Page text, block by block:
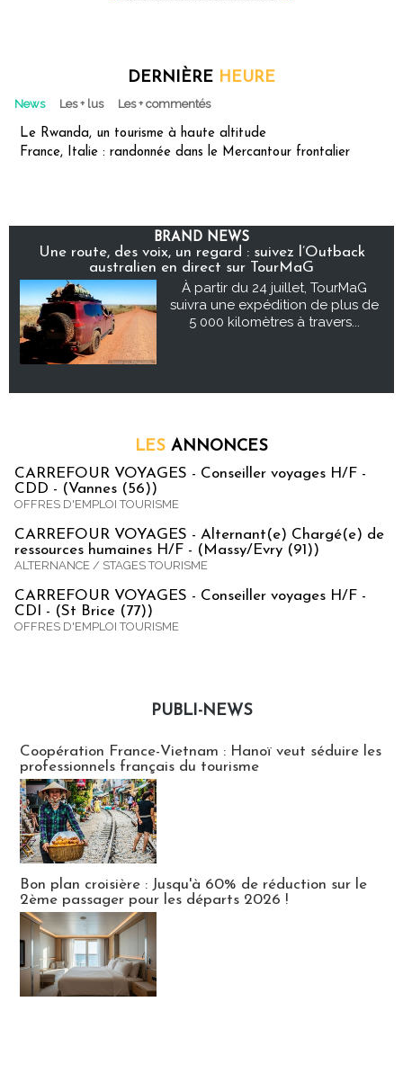
DERNIÈRE HEURE
News Les + lus Les + commentés
Le Rwanda, un tourisme à haute altitude
France, Italie : randonnée dans le Mercantour frontalier
BRAND NEWS
Une route, des voix, un regard : suivez l’Outback
australien en direct sur TourMaG
À partir du 24 juillet, TourMaG
suivra une expédition de plus de
5 000 kilomètres à travers...
LES ANNONCES
CARREFOUR VOYAGES - Conseiller voyages H/F -
CDD - (Vannes (56))
OFFRES D'EMPLOI TOURISME
CARREFOUR VOYAGES - Alternant(e) Chargé(e) de
ressources humaines H/F - (Massy/Evry (91))
ALTERNANCE / STAGES TOURISME
CARREFOUR VOYAGES - Conseiller voyages H/F -
CDI - (St Brice (77))
OFFRES D'EMPLOI TOURISME
PUBLI-NEWS
Coopération France-Vietnam : Hanoï veut séduire les
professionnels français du tourisme
Bon plan croisière : Jusqu'à 60% de réduction sur le
2ème passager pour les départs 2026 !